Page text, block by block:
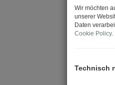
Wir möchten
unserer
Daten
Cookie Policy.
Technisch